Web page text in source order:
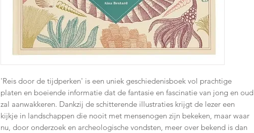
'Reis door de tijdperken' is een uniek geschiedenisboek vol prachtige
platen en boeiende informatie dat de fantasie en fascinatie van jong en oud
zal aanwakkeren. Dankzij de schitterende illustraties krijgt de lezer een
kijkje in landschappen die nooit met mensenogen zijn bekeken, maar waar
nu, door onderzoek en archeologische vondsten, meer over bekend is dan